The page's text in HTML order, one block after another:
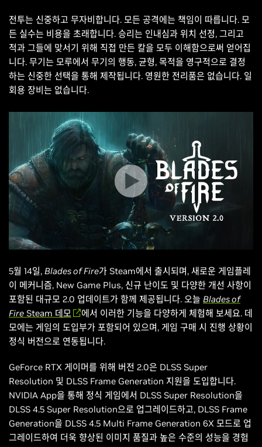
전투는 신중하고 무자비합니다. 모든 공격에는 책임이 따릅니다. 모
든 실수는 비용을 초래합니다. 승리는 인내심과 위치 선정, 그리고
적과 그들에 맞서기 위해 직접 만든 칼을 모두 이해함으로써 얻어집
니다. 무기는 모루에서 무기의 행동, 균형, 목적을 영구적으로 결정
하는 신중한 선택을 통해 제작됩니다. 영원한 전리품은 없습니다. 일
회용 장비는 없습니다.
5월 14일, Blades of Fire가 Steam에서 출시되며, 새로운 게임플레
이 메커니즘, New Game Plus, 신규 난이도 및 다양한 개선 사항이
포함된 대규모 2.0 업데이트가 함께 제공됩니다. 오늘 Blades of
Fire Steam 데모
에서 이러한 기능을 다양하게 체험해 보세요. 데
모에는 게임의 도입부가 포함되어 있으며, 게임 구매 시 진행 상황이
정식 버전으로 연동됩니다.
GeForce RTX 게이머를 위해 버전 2.0은 DLSS Super
Resolution 및 DLSS Frame Generation 지원을 도입합니다.
NVIDIA App을 통해 정식 게임에서 DLSS Super Resolution을
DLSS 4.5 Super Resolution으로 업그레이드하고, DLSS Frame
Generation을 DLSS 4.5 Multi Frame Generation 6X 모드로 업
그레이드하여 더욱 향상된 이미지 품질과 높은 수준의 성능을 경험